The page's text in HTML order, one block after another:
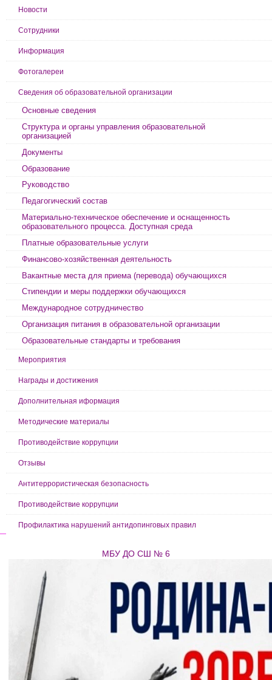
Новости
Сотрудники
Информация
Фотогалереи
Сведения об образовательной организации
Основные сведения
Структура и органы управления образовательной
организацией
Документы
Образование
Руководство
Педагогический состав
Материально-техническое обеспечение и оснащенность
образовательного процесса. Доступная среда
Платные образовательные услуги
Финансово-хозяйственная деятельность
Вакантные места для приема (перевода) обучающихся
Стипендии и меры поддержки обучающихся
Международное сотрудничество
Организация питания в образовательной организации
Образовательные стандарты и требования
Мероприятия
Награды и достижения
Дополнительная иформация
Методические материалы
Противодействие коррупции
Отзывы
Антитеррористическая безопасность
Противодействие коррупции
Профилактика нарушений антидопинговых правил
МБУ ДО СШ № 6